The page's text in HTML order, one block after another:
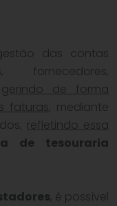
das contas
fornecedores,
gerindo de forma
faturas, mediante
refletindo essa
de tesouraria
, é possível